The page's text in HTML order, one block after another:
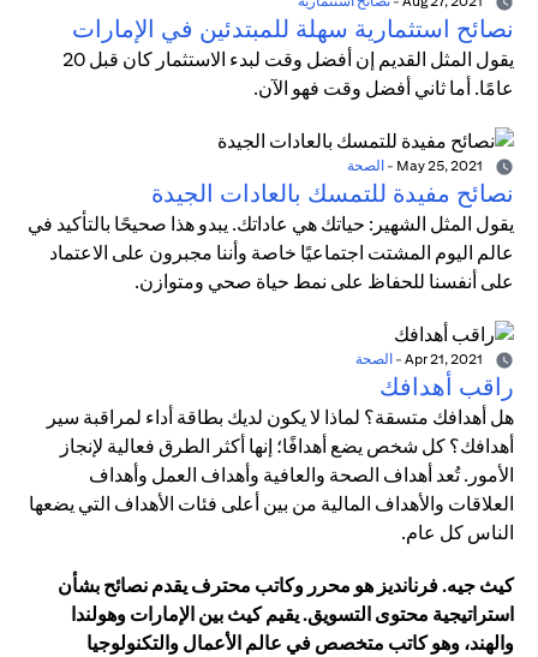
نصائح استثمارية سهلة للمبتدئين في الإمارات
يقول المثل القديم إن أفضل وقت لبدء الاستثمار كان قبل 20
عامًا. أما ثاني أفضل وقت فهو الآن.
- الصحة
نصائح مفيدة للتمسك بالعادات الجيدة
يقول المثل الشهير: حياتك هي عاداتك. يبدو هذا صحيحًا بالتأكيد في
عالم اليوم المشتت اجتماعيًا خاصة وأننا مجبرون على الاعتماد
على أنفسنا للحفاظ على نمط حياة صحي ومتوازن.
- الصحة
راقب أهدافك
هل أهدافك متسقة؟ لماذا لا يكون لديك بطاقة أداء لمراقبة سير
أهدافك؟ كل شخص يضع أهدافًا؛ إنها أكثر الطرق فعالية لإنجاز
الأمور. تُعد أهداف الصحة والعافية وأهداف العمل وأهداف
العلاقات والأهداف المالية من بين أعلى فئات الأهداف التي يضعها
الناس كل عام.
كيث جيه. فرنانديز هو محرر وكاتب محترف يقدم نصائح بشأن
استراتيجية محتوى التسويق. يقيم كيث بين الإمارات وهولندا
والهند، وهو كاتب متخصص في عالم الأعمال والتكنولوجيا